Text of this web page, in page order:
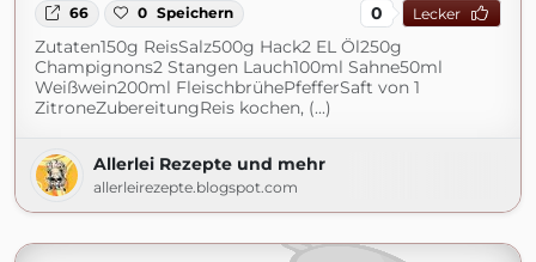
66 0 Speichern 0 Lecker
Zutaten150g ReisSalz500g Hack2 EL Öl250g
Champignons2 Stangen Lauch100ml Sahne50ml
Weißwein200ml FleischbrühePfefferSaft von 1
ZitroneZubereitungReis kochen, (...)
Allerlei Rezepte und mehr
allerleirezepte.blogspot.com